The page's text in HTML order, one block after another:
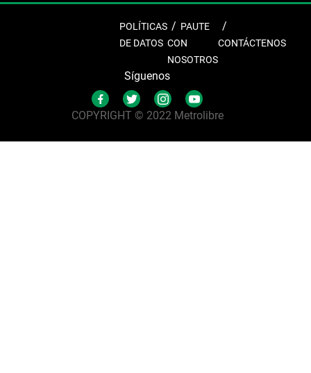
POLÍTICAS
DE DATOS
PAUTE
CON
NOSOTROS
CONTÁCTENOS
Síguenos
COPYRIGHT © 2022 Metrolibre